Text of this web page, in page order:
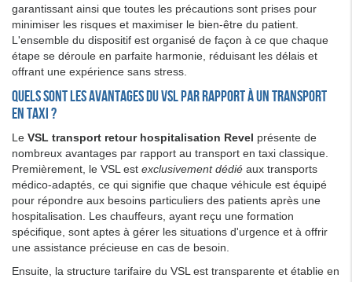
garantissant ainsi que toutes les précautions sont prises pour
minimiser les risques et maximiser le bien-être du patient.
L'ensemble du dispositif est organisé de façon à ce que chaque
étape se déroule en parfaite harmonie, réduisant les délais et
offrant une expérience sans stress.
Quels sont les avantages du VSL par rapport à un transport
en taxi ?
Le VSL transport retour hospitalisation Revel présente de
nombreux avantages par rapport au transport en taxi classique.
Premièrement, le VSL est exclusivement dédié aux transports
médico-adaptés, ce qui signifie que chaque véhicule est équipé
pour répondre aux besoins particuliers des patients après une
hospitalisation. Les chauffeurs, ayant reçu une formation
spécifique, sont aptes à gérer les situations d'urgence et à offrir
une assistance précieuse en cas de besoin.
Ensuite, la structure tarifaire du VSL est transparente et établie en